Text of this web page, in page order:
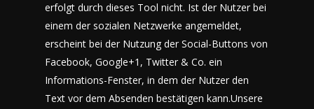
erfolgt durch dieses Tool nicht. Ist der Nutzer bei
einem der sozialen Netzwerke angemeldet,
erscheint bei der Nutzung der Social-Buttons von
Facebook, Google+1, Twitter & Co. ein
Informations-Fenster, in dem der Nutzer den
Text vor dem Absenden bestätigen kann.Unsere